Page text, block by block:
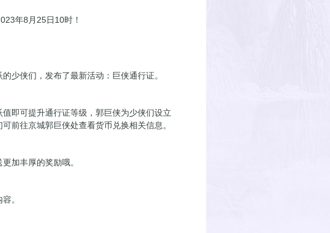
年8月25日10时！
少侠们，发布了最新活动：巨侠通行证。
即可提升通行证等级，郭巨侠为少侠们设立
前往京城郭巨侠处查看货币兑换相关信息。
加丰厚的奖励哦。
。